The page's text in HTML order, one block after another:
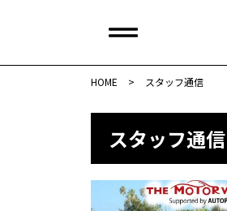
HOME > スタッフ通信
スタッフ通信